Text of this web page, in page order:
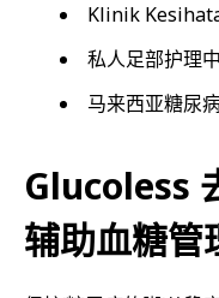
Klinik
私人足部护理
马来西亚糖尿
Glucoless
辅助血糖管